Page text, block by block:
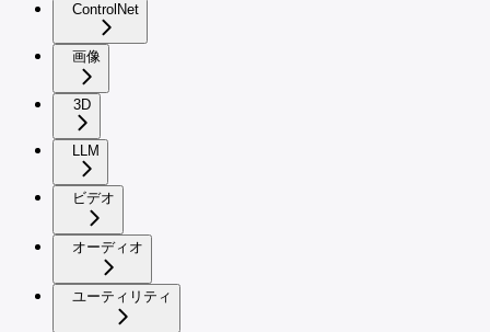
ControlNet
画像
3D
LLM
ビデオ
オーディオ
ユーティリティ